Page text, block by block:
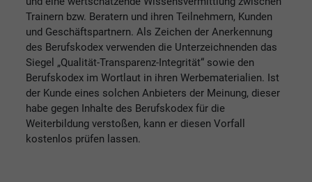
Trainern bzw. Beratern und ihren Teilnehmern, Kunden
und Geschäftspartnern. Als Zeichen der Anerkennung
des Berufskodex verwenden die Unterzeichnenden das
Siegel „Qualität-Transparenz-Integrität“ sowie den
Berufskodex im Wortlaut in ihren Werbematerialien. Ist
der Kunde eines solchen Anbieters der Meinung, dieser
habe gegen Inhalte des Berufskodex für die
Weiterbildung verstoßen, kann er diesen Vorfall
kostenlos prüfen lassen.